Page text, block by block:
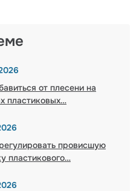
в
советы от
3
от плесени на
пластиковых…
провисшую
пластикового…